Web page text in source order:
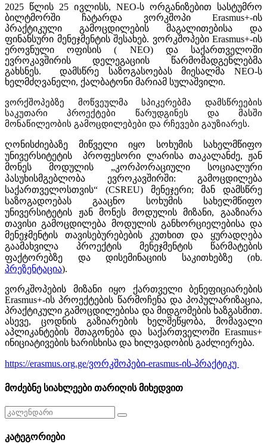
2025 წლის 25 ივლისს, NEO-ს ორგანიზებით სასტუმრო
ბილტმორში
ჩატარდა ვორკშოპი
Erasmus+-ის
პრაქტიკული გამოცდილების მაგალითებისა და
ფინანსური მენეჯმენტის შესახებ. ვორკშოპები Erasmus+-ის
ეროვნული ოფისის ( NEO) და საქართველოში
ევროკავშირის დელეგაციის წარმომადგენლებმა
გახსნეს. დამსწრე საზოგასოებას მიესალმა NEO-ს
ხელმძღვანელი, ქალბატონი მარიამ სულაშვილი.
ვორქშოპებზე მოწვეულმა სპიკერებმა დამსწრეების
საკუთარი პროექტები წარუდგინეს და მასში
მონაწილეობის გამოცდილებები და რჩევები გაუზიარეს.
ღონისძიებაზე მიწველი იყო სოხუმის სახელმწიფო
უნივერსიტეტის პროფესორი ლარისა თაკალანძე, ჟან
მონეს მოდულის „კორპორაციული სოციალური
პასუხისმგებლობა ევროკავშირში: გამოცდილება
საქართველოსთვის“ (CSREU) მენეჯერი;მან დამსწრე
საზოგადოებას გააცნო სოხუმის სახელმწიფო
უნივერსიტეტის ჟან მონეს მოდულის მიზანი, გააზიარა
თავისი გამოცდილება მოდულის განხორციელებისა და
მენეჯმენტის თავისებურებების კუთხით და ყურადღება
გაამახვილა პროექტის მენეჯმენტის წარმატების
ფაქტორებზე და დისემინაციის საკითხებზე (იხ.
პრეზენტაცია).
ვორკშოპების მიზანი იყო ქართველი ბენეფიციარების
Erasmus+-ის პროექტების წარმოჩენა და პოპულარიზაცია,
პრაქტიკული გამოცდილებისა და მიდგომების ხაზგასმით.
ასევე, ცოდნის გაზიარების ხელშეწყობა, მომავალი
აპლიკანტების შთაგონება და საქართველოში Erasmus+
ინიციატივების ხარისხისა და ხილვადობის გაძლიერება.
https://erasmus.org.ge/ვორკშოპები-erasmus-ის-პრაქტიკუ
მოძებნე სიახლეები თარიღის მიხედვით
კატეგორიები